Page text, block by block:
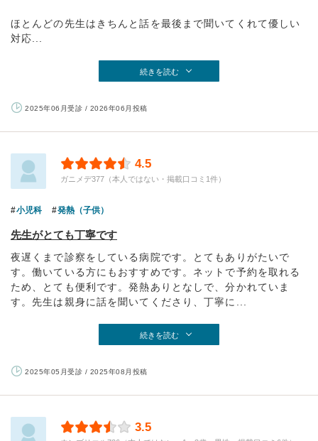
ほとんどの先生はきちんと話を最後まで聞いてくれて優しい
対応...
続きを読む
2025年06月受診 / 2026年06月投稿
4.5
ガニメデ377（本人ではない・掲載口コミ1件）
小児科 発熱（子供）
先生がとても丁寧です
夜遅くまで診察をしている病院です。とてもありがたいで
す。働いている方にもおすすめです。ネットで予約を取れる
ため、とても便利です。発熱ありとなしで、分かれていま
す。先生は親身に話を聞いてくださり、丁寧に...
続きを読む
2025年05月受診 / 2025年08月投稿
3.5